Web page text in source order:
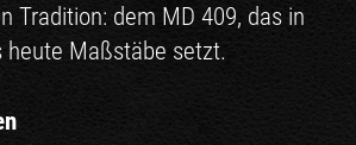
Tradition: dem MD 409, das in
heute Maßstäbe setzt.